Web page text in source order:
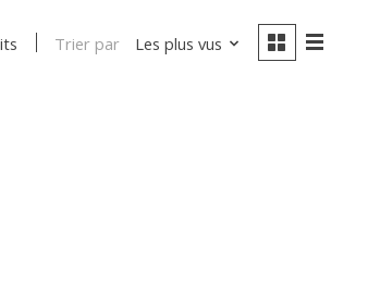
Trier par Les plus vus